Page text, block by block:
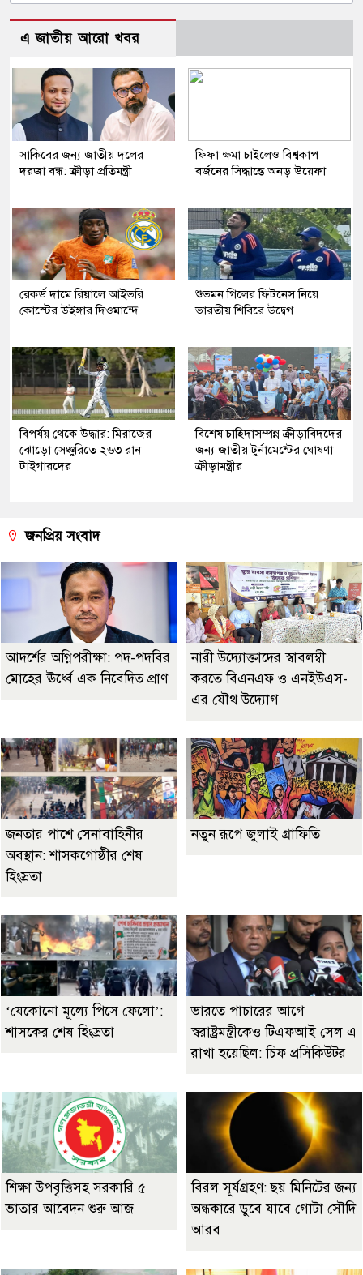
এ জাতীয় আরো খবর
সাকিবের জন্য জাতীয় দলের
দরজা বন্ধ: ক্রীড়া প্রতিমন্ত্রী
ফিফা ক্ষমা চাইলেও বিশ্বকাপ
বর্জনের সিদ্ধান্তে অনড় উয়েফা
রেকর্ড দামে রিয়ালে আইভরি
কোস্টের উইঙ্গার দিওমান্দে
শুভমন গিলের ফিটনেস নিয়ে
ভারতীয় শিবিরে উদ্বেগ
বিপর্যয় থেকে উদ্ধার: মিরাজের
ঝোড়ো সেঞ্চুরিতে ২৬৩ রান
টাইগারদের
বিশেষ চাহিদাসম্পন্ন ক্রীড়াবিদদের
জন্য জাতীয় টুর্নামেন্টের ঘোষণা
ক্রীড়ামন্ত্রীর
জনপ্রিয় সংবাদ
আদর্শের অগ্নিপরীক্ষা: পদ-পদবির
মোহের ঊর্ধ্বে এক নিবেদিত প্রাণ
নারী উদ্যোক্তাদের স্বাবলম্বী
করতে বিএনএফ ও এনইউএস-
এর যৌথ উদ্যোগ
জনতার পাশে সেনাবাহিনীর
অবস্থান: শাসকগোষ্ঠীর শেষ
হিংস্রতা
নতুন রূপে জুলাই গ্রাফিতি
‘যেকোনো মূল্যে পিসে ফেলো’:
শাসকের শেষ হিংস্রতা
ভারতে পাচারের আগে
স্বরাষ্ট্রমন্ত্রীকেও টিএফআই সেল এ
রাখা হয়েছিল: চিফ প্রসিকিউটর
শিক্ষা উপবৃত্তিসহ সরকারি ৫
ভাতার আবেদন শুরু আজ
বিরল সূর্যগ্রহণ: ছয় মিনিটের জন্য
অন্ধকারে ডুবে যাবে গোটা সৌদি
আরব